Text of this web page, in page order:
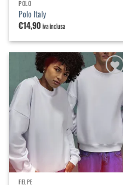
POLO
Polo Italy
€14,90iva inclusa
lista dei
desideri
FELPE